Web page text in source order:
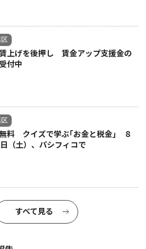
上げを後押し 賃金アップ支援金の
付中
料 クイズで学ぶ｢お金と税金｣ ８
（土）、パシフィコで
すべて見る